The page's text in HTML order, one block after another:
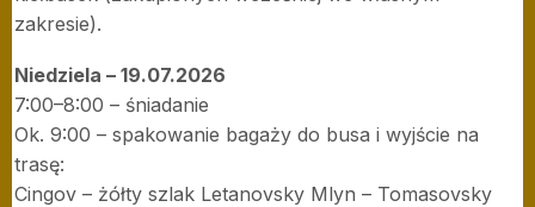
zakresie).
Niedziela – 19.07.2026
7:00–8:00 – śniadanie
Ok. 9:00 – spakowanie bagaży do busa i wyjście na
trasę:
Cingov – żółty szlak Letanovsky Mlyn – Tomasovsky